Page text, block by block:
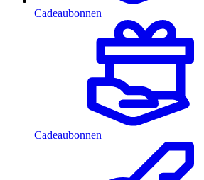
Cadeaubonnen
Cadeaubonnen